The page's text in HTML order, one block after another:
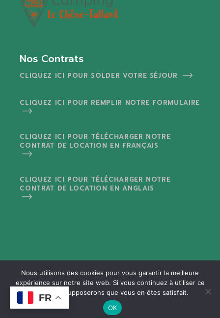
Nos Contrats
CLIQUEZ ICI POUR SOLDER VOTRE SÉJOUR
CLIQUEZ ICI POUR REMPLIR NOTRE FORMULAIRE
CLIQUEZ ICI POUR TÉLÉCHARGER NOTRE
CONTRAT DE LOCATION EN FRANÇAIS
CLIQUEZ ICI POUR TÉLÉCHARGER NOTRE
CONTRAT DE LOCATION EN ANGLAIS
Mentions LégalesISitemap
© 2025Copyright byKarakter Ltd, All Rights
Reserved –
Created with fun and love
FR
Nous utilisons des cookies pour vous garantir la meilleure
expérience sur notre site web. Si vous continuez à utiliser ce
site, nous supposerons que vous en êtes satisfait.
OK